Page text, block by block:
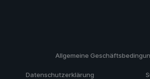
Allgemeine
Datenschutzerklärung